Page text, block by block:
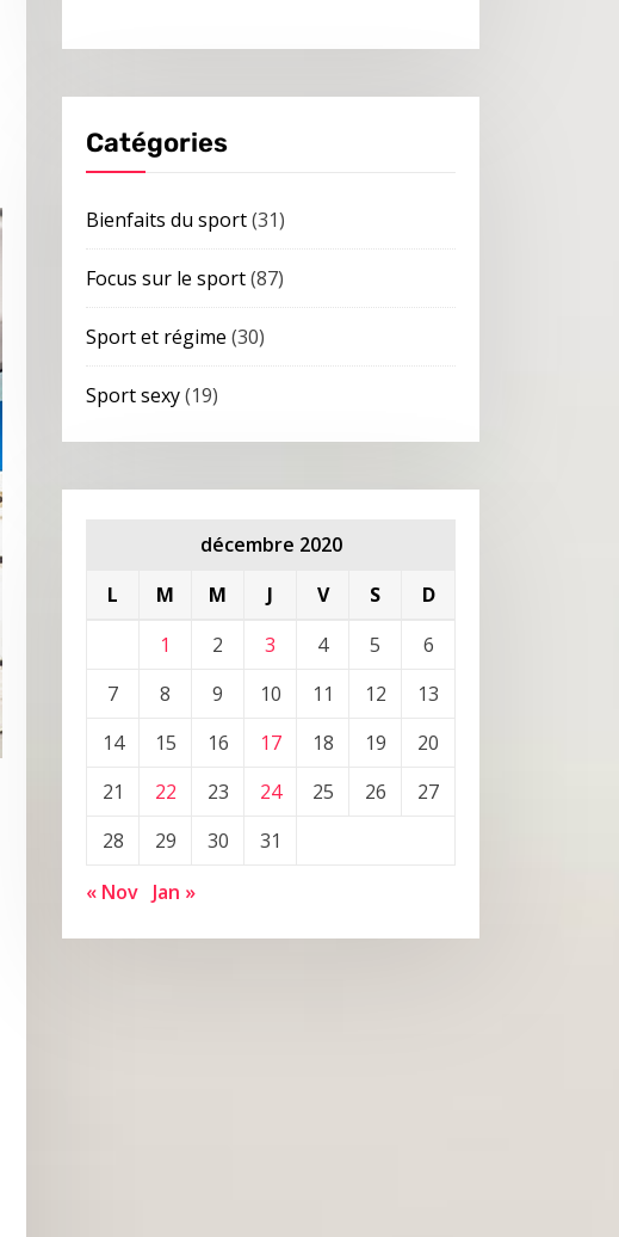
Catégories
Bienfaits du sport(31)
Focus sur le sport(87)
Sport et régime (30)
Sport sexy(19)
décembre 2020
L
M M J V S
D
1
2 3 4 5
6
7
8 9 10 11 12
13
14
15 16 17 18 19
20
21
22 23 24 25 26
27
28
29 30
31
« Nov Jan »